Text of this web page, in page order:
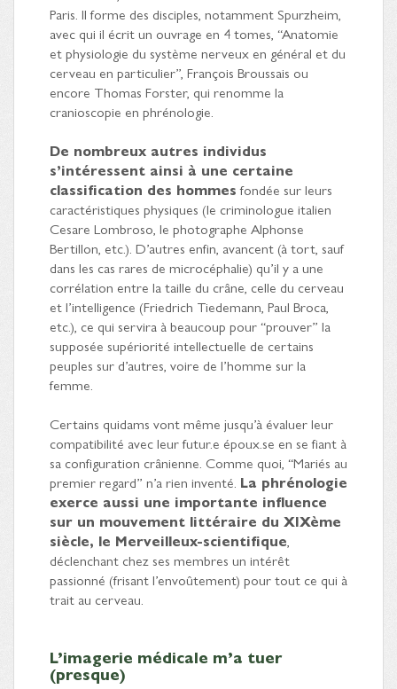
Paris. Il forme des disciples, notamment Spurzheim,
avec qui il écrit un ouvrage en 4 tomes, “Anatomie
et physiologie du système nerveux en général et du
cerveau en particulier”, François Broussais ou
encore Thomas Forster, qui renomme la
cranioscopie en phrénologie.
De nombreux autres individus
s’intéressent ainsi à une certaine
classification des hommesfondée sur leurs
caractéristiques physiques (le criminologue italien
Cesare Lombroso, le photographe Alphonse
Bertillon, etc.). D’autres enfin, avancent (à tort, sauf
dans les cas rares de microcéphalie) qu’il y a une
corrélation entre la taille du crâne, celle du cerveau
et l’intelligence (Friedrich Tiedemann, Paul Broca,
etc.), ce qui servira à beaucoup pour “prouver” la
supposée supériorité intellectuelle de certains
peuples sur d’autres, voire de l’homme sur la
femme.
Certains quidams vont même jusqu’à évaluer leur
compatibilité avec leur futur.e époux.se en se fiant à
sa configuration crânienne. Comme quoi, “Mariés au
premier regard” n’a rien inventé. La phrénologie
exerce aussi une importante influence
sur un mouvement littéraire du XIXème
siècle, le Merveilleux-scientifique,
déclenchant chez ses membres un intérêt
passionné (frisant l’envoûtement) pour tout ce qui à
trait au cerveau.
L’imagerie médicale m’a tuer
(presque)